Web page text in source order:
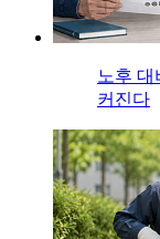
노후
커진다